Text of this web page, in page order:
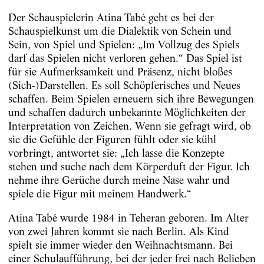
Der Schauspielerin Atina Tabé geht es bei der
Schauspielkunst um die Dialektik von Schein und
Sein, von Spiel und Spielen: „Im Vollzug des Spiels
darf das Spielen nicht verloren gehen.“ Das Spiel ist
für sie Aufmerksamkeit und Präsenz, nicht bloßes
(Sich-)Darstellen. Es soll Schöpferisches und Neues
schaffen. Beim Spielen erneuern sich ihre Bewegungen
und schaffen dadurch unbekannte Möglichkeiten der
Interpretation von Zeichen. Wenn sie gefragt wird, ob
sie die Gefühle der Figuren fühlt oder sie kühl
vorbringt, antwortet sie: „Ich lasse die Konzepte
stehen und suche nach dem Körperduft der Figur. Ich
nehme ihre Gerüche durch meine Nase wahr und
spiele die Figur mit meinem Handwerk.“
Atina Tabé wurde 1984 in Teheran geboren. Im Alter
von zwei Jahren kommt sie nach Berlin. Als Kind
spielt sie immer wieder den Weihnachtsmann. Bei
einer Schulaufführung, bei der jeder frei nach Belieben